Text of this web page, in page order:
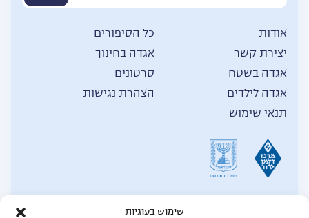
שימוש בעוגיות
אודות
כל הסיפורים
יצירת קשר
הצהרת נגישות
אגדה בחינוך
אגדה בשטח
תנאי שימוש
סרטונים
אגדה לילדים